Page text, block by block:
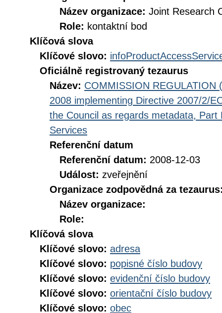
Název organizace: Joint Research
Role: kontaktní bod
Klíčová slova
Klíčové slovo:
Oficiálně registrovaný tezaurus
Název: COMMISSION REGULATION
2008 implementing Directive 2007/2/
the Council as regards metadata,
Services
Referenční datum
Referenční datum: 2008-12-03
Událost: zveřejnění
Organizace zodpovědná za
Název organizace:
Role:
Klíčová slova
Klíčové slovo: adresa
Klíčové slovo: popisné číslo budovy
Klíčové slovo: evidenční číslo budovy
Klíčové slovo: orientační číslo budovy
Klíčové slovo: obec